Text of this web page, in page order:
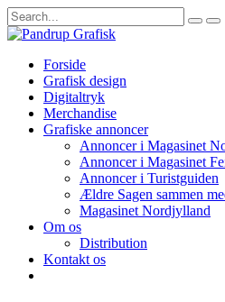
Forside
Grafisk design
Digitaltryk
Merchandise
Grafiske annoncer
Annoncer i Magasinet
Annoncer i Magasinet
Annoncer i Turistguiden
Ældre Sagen sammen
Magasinet Nordjylland
Om os
Distribution
Kontakt os